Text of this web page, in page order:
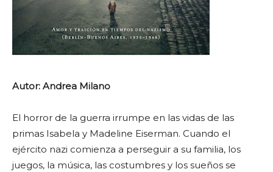
Autor: Andrea Milano
El horror de la guerra irrumpe en las vidas de las
primas Isabela y Madeline Eiserman. Cuando el
ejército nazi comienza a perseguir a su familia, los
juegos, la música, las costumbres y los sueños se